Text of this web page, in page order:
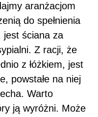
aranżacjom
do spełnienia
jest ściana za
Z racji, że
z łóżkiem, jest
powstałe na niej
Warto
ją wyróżni. Może